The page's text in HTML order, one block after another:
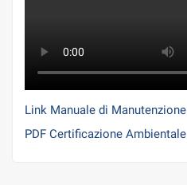
Link Manuale di Manutenzione
PDF Certificazione Ambientale